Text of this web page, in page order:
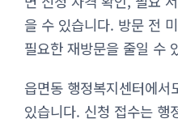
을 수 있습니다. 방문 전
필요한 재방문을 줄일 수
읍면동 행정복지센터에
있습니다. 신청 접수는 행